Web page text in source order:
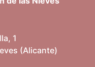
1
(Alicante)